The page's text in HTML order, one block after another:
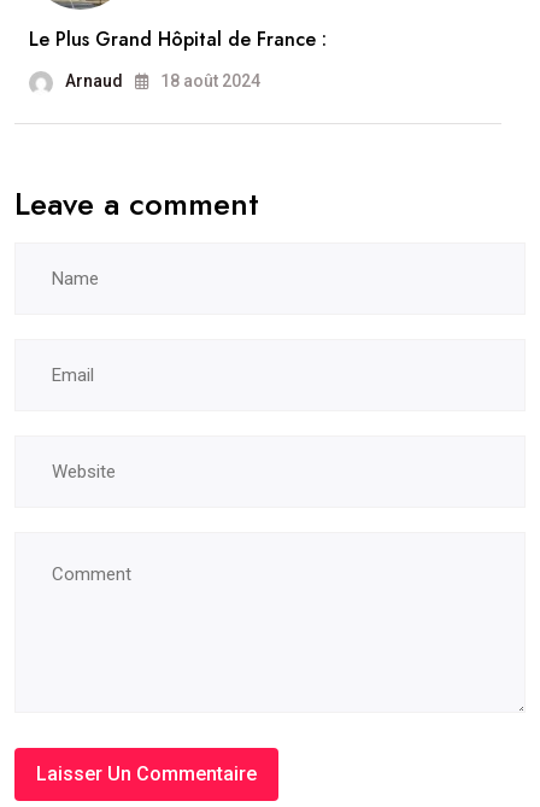
Le Plus Grand Hôpital de France :
Arnaud 18 août 2024
Leave a comment